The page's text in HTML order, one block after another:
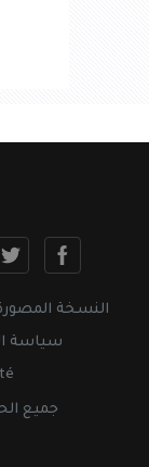
النسخة
سياسة
جميع